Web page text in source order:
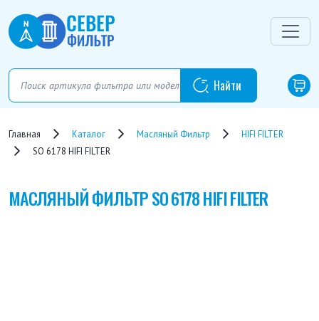
Главная Каталог Масляный Фильтр
HIFI FILTER
SO 6178 HIFI FILTER
МАСЛЯНЫЙ ФИЛЬТРSO 6178 HIFI FILTER